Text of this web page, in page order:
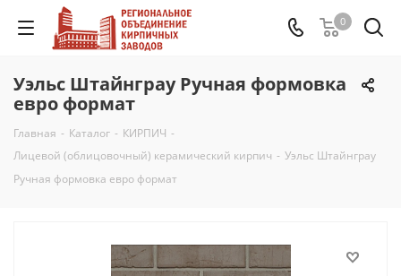
0
Уэльс Штайнграу Ручная формовка
евро формат
Главная - Каталог - КИРПИЧ -
Лицевой (облицовочный) керамический кирпич - Уэльс Штайнграу
Ручная формовка евро формат